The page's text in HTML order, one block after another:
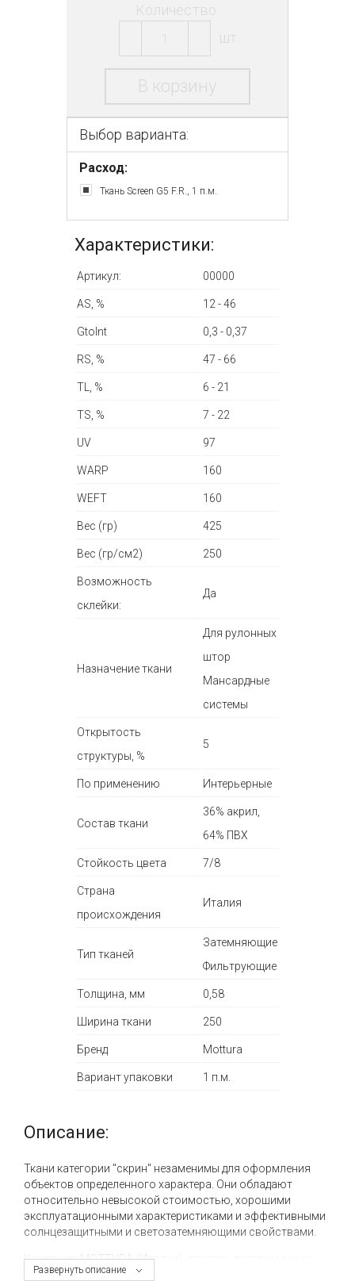
Количество:
шт.
В корзину
Выбор варианта:
Расход:
Ткань Screen G5 F.R., 1 п.м.
Характеристики:
Артикул: 00000
AS, % 12 - 46
GtoInt 0,3 - 0,37
RS, % 47 - 66
TL, % 6 - 21
TS, % 7 - 22
UV 97
WARP 160
WEFT 160
Вес (гр) 425
Вес (гр/см2) 250
Возможность
склейки:
Да
Назначение ткани
Для рулонных
штор
Мансардные
системы
Открытость
структуры, %
5
По применению Интерьерные
Состав ткани
36% акрил,
64% ПВХ
Стойкость цвета 7/8
Страна
происхождения
Италия
Тип тканей
Затемняющие
Фильтрующие
Толщина, мм 0,58
Ширина ткани 250
Бренд Mottura
Вариант упаковки 1 п.м.
Развернуть описание
Описание:
Ткани категории "скрин" незаменимы для оформления
объектов определенного характера. Они обладают
относительно невысокой стоимостью, хорошими
эксплуатационными характеристиками и эффективными
солнцезащитными и светозатемняющими свойствами.
Компания MOTTURA (Италия), являясь лидером рынка
карнизных и солнцезащитных систем, уделяет большое